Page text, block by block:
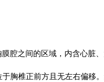
腔之间的区域，内含心脏
胸椎正前方且无左右偏移